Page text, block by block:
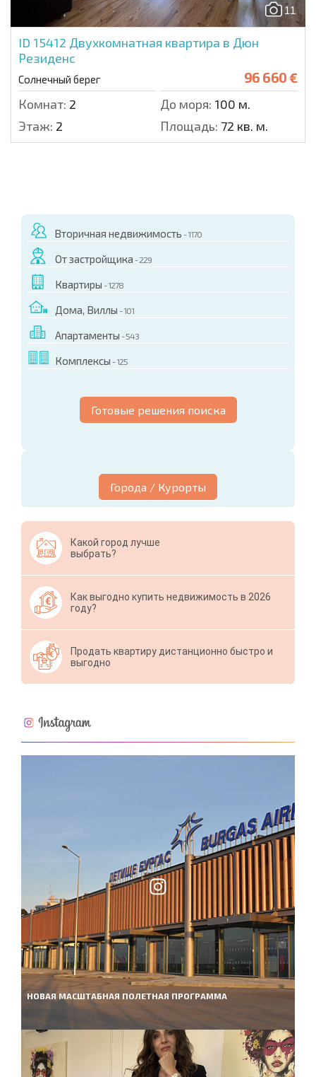
11
ID 15412 Двухкомнатная квартира в Дюн
Резиденc
Солнечный берег 96 660 €
Комнат: 2 До моря: 100 м.
Этаж: 2 Площадь: 72 кв. м.
Вторичная недвижимость - 1170
От застройщика - 229
Квартиры - 1278
Дома, Виллы - 101
Апартаменты - 543
Комплексы - 125
Готовые решения поиска
Города / Курорты
Какой город лучше
выбрать?
Как выгодно купить недвижимость в 2026
году?
Продать квартиру дистанционно быстро и
выгодно
НОВАЯ МАСШТАБНАЯ ПОЛЕТНАЯ ПРОГРАММА